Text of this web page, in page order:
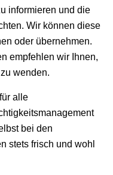
informieren und die
Wir können diese
oder übernehmen.
empfehlen wir Ihnen,
wenden.
alle
bei den
stets frisch und wohl